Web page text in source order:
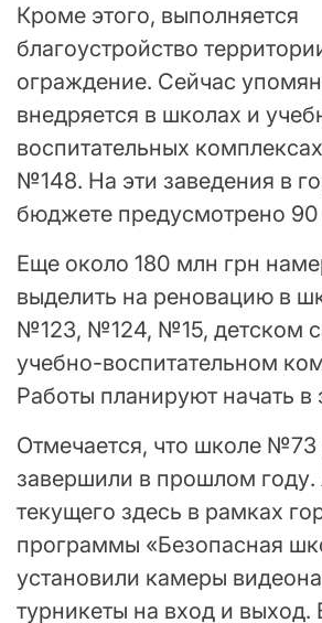
Кроме этого, выполняется
благоустройство
ограждение. Сейчас
внедряется в школах и
воспитательных
№148. На эти заведения в
бюджете предусмотрено 90
Еще около 180 млн грн
выделить на реновацию в
№123, №124, №15, детском
учебно-воспитательном
Работы планируют начать в
Отмечается, что школе
завершили в прошлом году.
текущего здесь в рамках
программы «Безопасная
установили камеры
турникеты на вход и выход.